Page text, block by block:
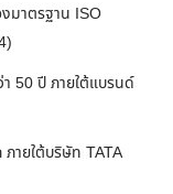
มาตรฐาน ISO
า 50 ปี ภายใต้แบรนด์
ายใต้บริษัท TATA